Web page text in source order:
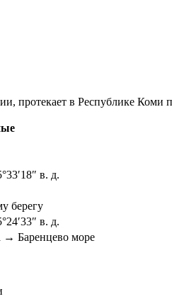
протекает в Республике Коми
в. д.
берегу
в. д.
Баренцево море